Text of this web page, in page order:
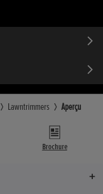
Lawntrimmers Aperçu
Brochure